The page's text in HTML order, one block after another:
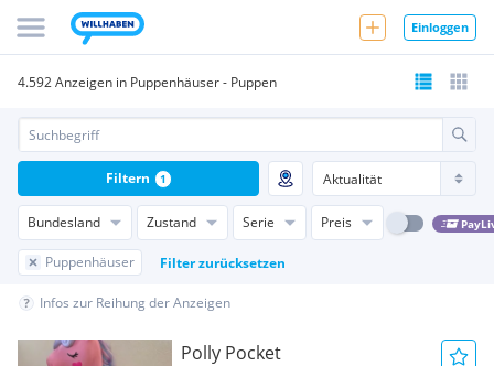
Einloggen
4.592 Anzeigen in Puppenhäuser - Puppen
Bundesland Zustand Serie Preis
Puppenhäuser Filter zurücksetzen
Filtern 1
Infos zur Reihung der Anzeigen
Polly Pocket